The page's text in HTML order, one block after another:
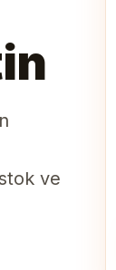
ve